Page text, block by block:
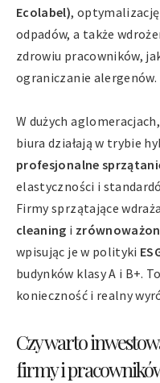
Ecolabel),
odpadów, a także
zdrowiu pracowników,
ograniczanie alergenów.
W dużych
biura działają w trybie
profesjonalne
elastyczności i
Firmy sprzątające
cleaning i
wpisując je w polityki
budynków klasy A i B+.
konieczność i realny
Czy warto
firmy i